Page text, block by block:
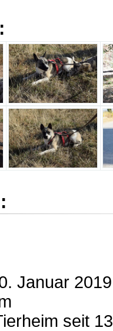
Januar 2019
seit